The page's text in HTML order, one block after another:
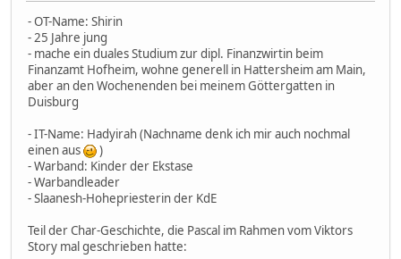
- OT-Name: Shirin
- 25 Jahre jung
- mache ein duales Studium zur dipl. Finanzwirtin beim
Finanzamt Hofheim, wohne generell in Hattersheim am Main,
aber an den Wochenenden bei meinem Göttergatten in
Duisburg
- IT-Name: Hadyirah (Nachname denk ich mir auch nochmal
einen aus
)
- Warband: Kinder der Ekstase
- Warbandleader
- Slaanesh-Hohepriesterin der KdE
Teil der Char-Geschichte, die Pascal im Rahmen vom Viktors
Story mal geschrieben hatte: